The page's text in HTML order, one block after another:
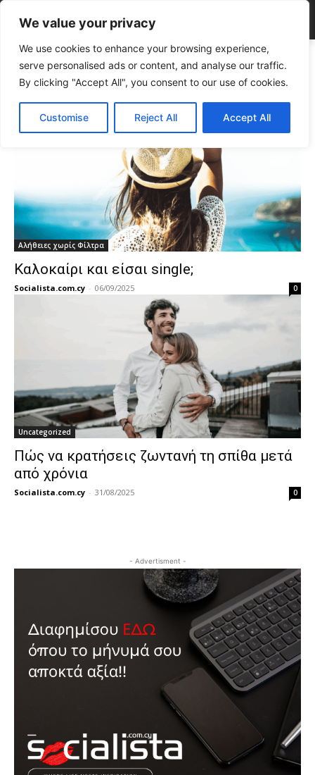
We value your privacy
We use cookies to enhance your browsing experience,
serve personalised ads or content, and analyse our traffic.
By clicking "Accept All", you consent to our use of cookies.
Customise Reject All Accept All
Tags ρομαντισμός
Tag:ρομαντισμός
Αλήθειες χωρίς Φίλτρα
Καλοκαίρι και είσαι single;
Socialista.com.cy - 06/09/2025 0
Uncategorized
Πώς να κρατήσεις ζωντανή τη σπίθα μετά
από χρόνια
Socialista.com.cy - 31/08/2025 0
- Advertisment -